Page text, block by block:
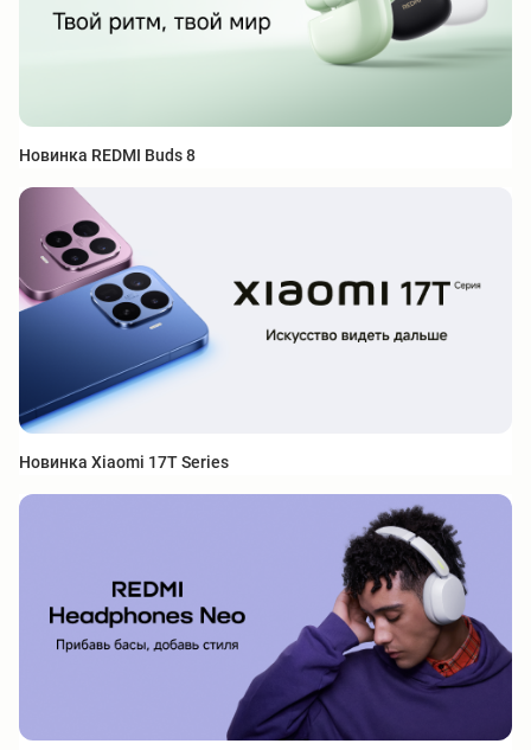
Новинка REDMI Buds 8
Новинка Xiaomi 17T Series